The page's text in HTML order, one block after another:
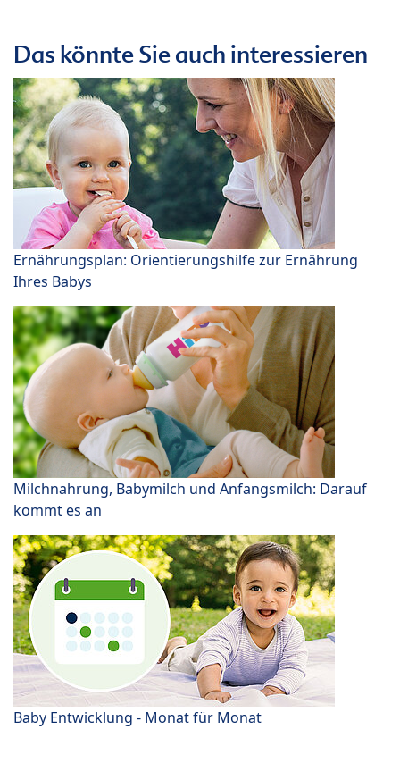
Das könnte Sie auch interessieren
Ernährungsplan: Orientierungshilfe zur Ernährung
Ihres Babys
Milchnahrung, Babymilch und Anfangsmilch: Darauf
kommt es an
Baby Entwicklung - Monat für Monat